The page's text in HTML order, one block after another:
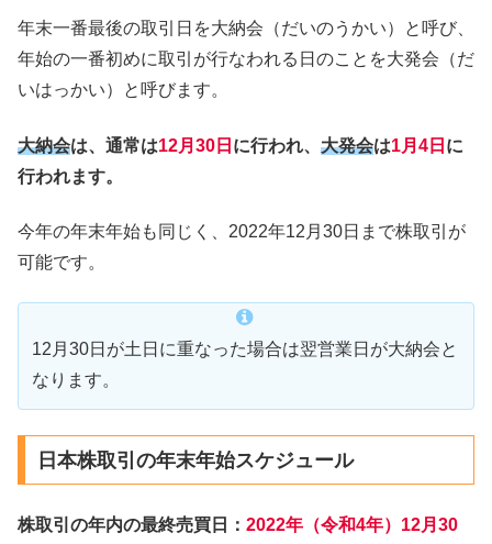
年末一番最後の取引日を大納会（だいのうかい）と呼び、
年始の一番初めに取引が行なわれる日のことを大発会（だ
いはっかい）と呼びます。
大納会は、通常は12月30日 に行われ、 大発会は1月4日 に
行われます。
今年の年末年始も同じく、2022年12月30日まで株取引が
可能です。
12月30日が土日に重なった場合は翌営業日が大納会と
なります。
日本株取引の年末年始スケジュール
株取引の年内の最終売買日： 2022年（令和4年）12月30